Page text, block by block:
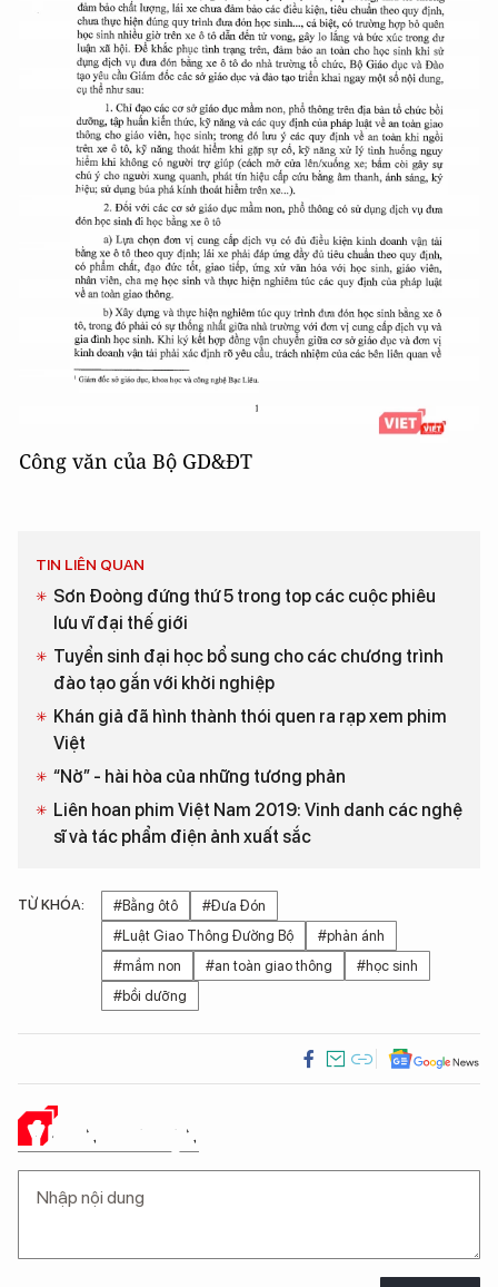
Công văn của Bộ GD&ĐT
TIN LIÊN QUAN
Sơn Đoòng đứng thứ 5 trong top các cuộc phiêu
lưu vĩ đại thế giới
Tuyển sinh đại học bổ sung cho các chương trình
đào tạo gắn với khởi nghiệp
Khán giả đã hình thành thói quen ra rạp xem phim
Việt
“Nở” - hài hòa của những tương phản
Liên hoan phim Việt Nam 2019: Vinh danh các nghệ
sĩ và tác phẩm điện ảnh xuất sắc
TỪ KHÓA: #Bằng ôtô
#Đưa Đón
#Luật Giao Thông Đường Bộ
#phản ánh
#mầm non
#an toàn giao thông
#học sinh
#bồi dưỡng
Ý KIẾN CỦA BẠN